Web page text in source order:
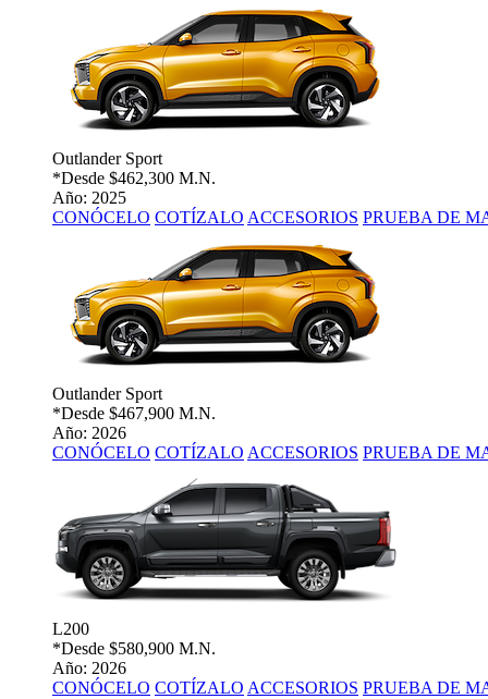
Outlander Sport
*Desde $462,300 M.N.
Año: 2025
CONÓCELO COTÍZALO ACCESORIOS PRUEBA DE
Outlander Sport
*Desde $467,900 M.N.
Año: 2026
CONÓCELO COTÍZALO ACCESORIOS PRUEBA DE
L200
*Desde $580,900 M.N.
Año: 2026
CONÓCELO COTÍZALO ACCESORIOS PRUEBA DE